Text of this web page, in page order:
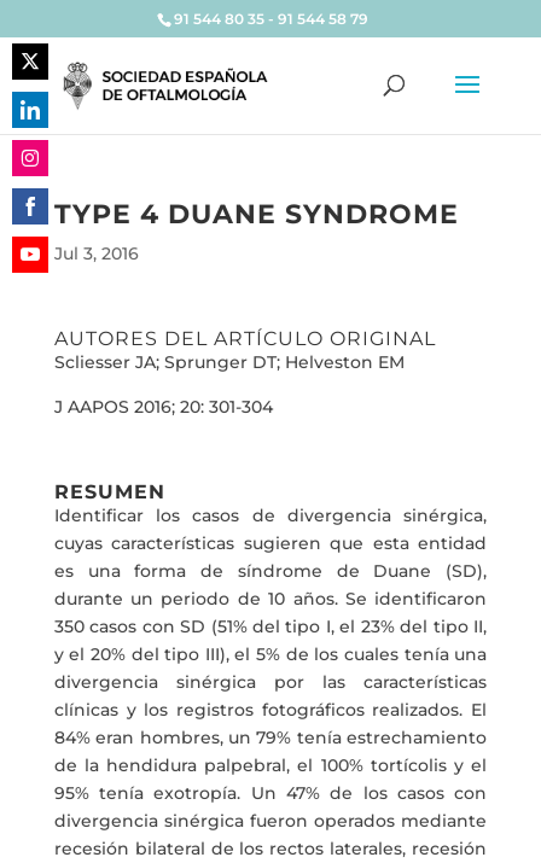
91 544 80 35 - 91 544 58 79
TYPE 4 DUANE SYNDROME
Jul 3, 2016
AUTORES DEL ARTÍCULO ORIGINAL
Scliesser JA; Sprunger DT; Helveston EM
J AAPOS 2016; 20: 301-304
RESUMEN
Identificar los casos de divergencia sinérgica,
cuyas características sugieren que esta entidad
es una forma de síndrome de Duane (SD),
durante un periodo de 10 años. Se identificaron
350 casos con SD (51% del tipo I, el 23% del tipo II,
y el 20% del tipo III), el 5% de los cuales tenía una
divergencia sinérgica por las características
clínicas y los registros fotográficos realizados. El
84% eran hombres, un 79% tenía estrechamiento
de la hendidura palpebral, el 100% tortícolis y el
95% tenía exotropía. Un 47% de los casos con
divergencia sinérgica fueron operados mediante
recesión bilateral de los rectos laterales, recesión
Share
on
Twitter
Share
on
LinkedIn
Share
on
Instagram
Share
on
YouTube